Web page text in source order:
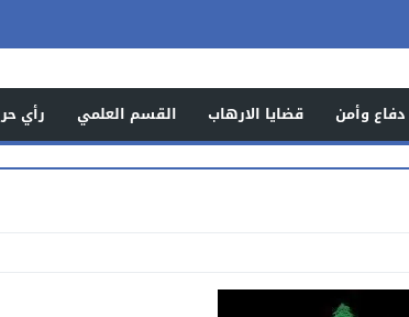
دفاع وأمن قضايا الارهاب القسم العلمي رأي حر